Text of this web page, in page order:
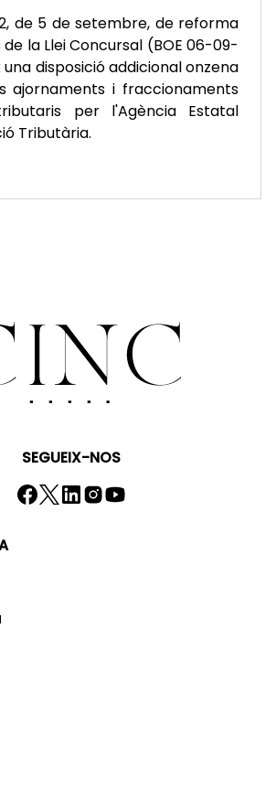
de 5 de setembre, de reforma
la Llei Concursal (BOE 06-09-
disposició addicional onzena
ajornaments i fraccionaments
per l'Agència Estatal
Tributària.
SEGUEIX-NOS